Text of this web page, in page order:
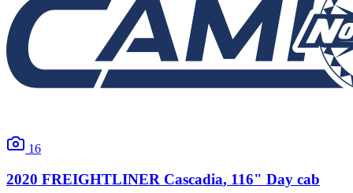
16
2020 FREIGHTLINER Cascadia, 116" Day cab